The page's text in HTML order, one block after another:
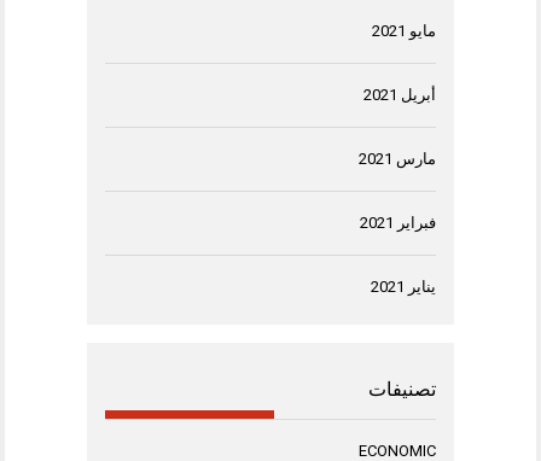
مايو 2021
أبريل 2021
مارس 2021
فبراير 2021
يناير 2021
تصنيفات
ECONOMIC